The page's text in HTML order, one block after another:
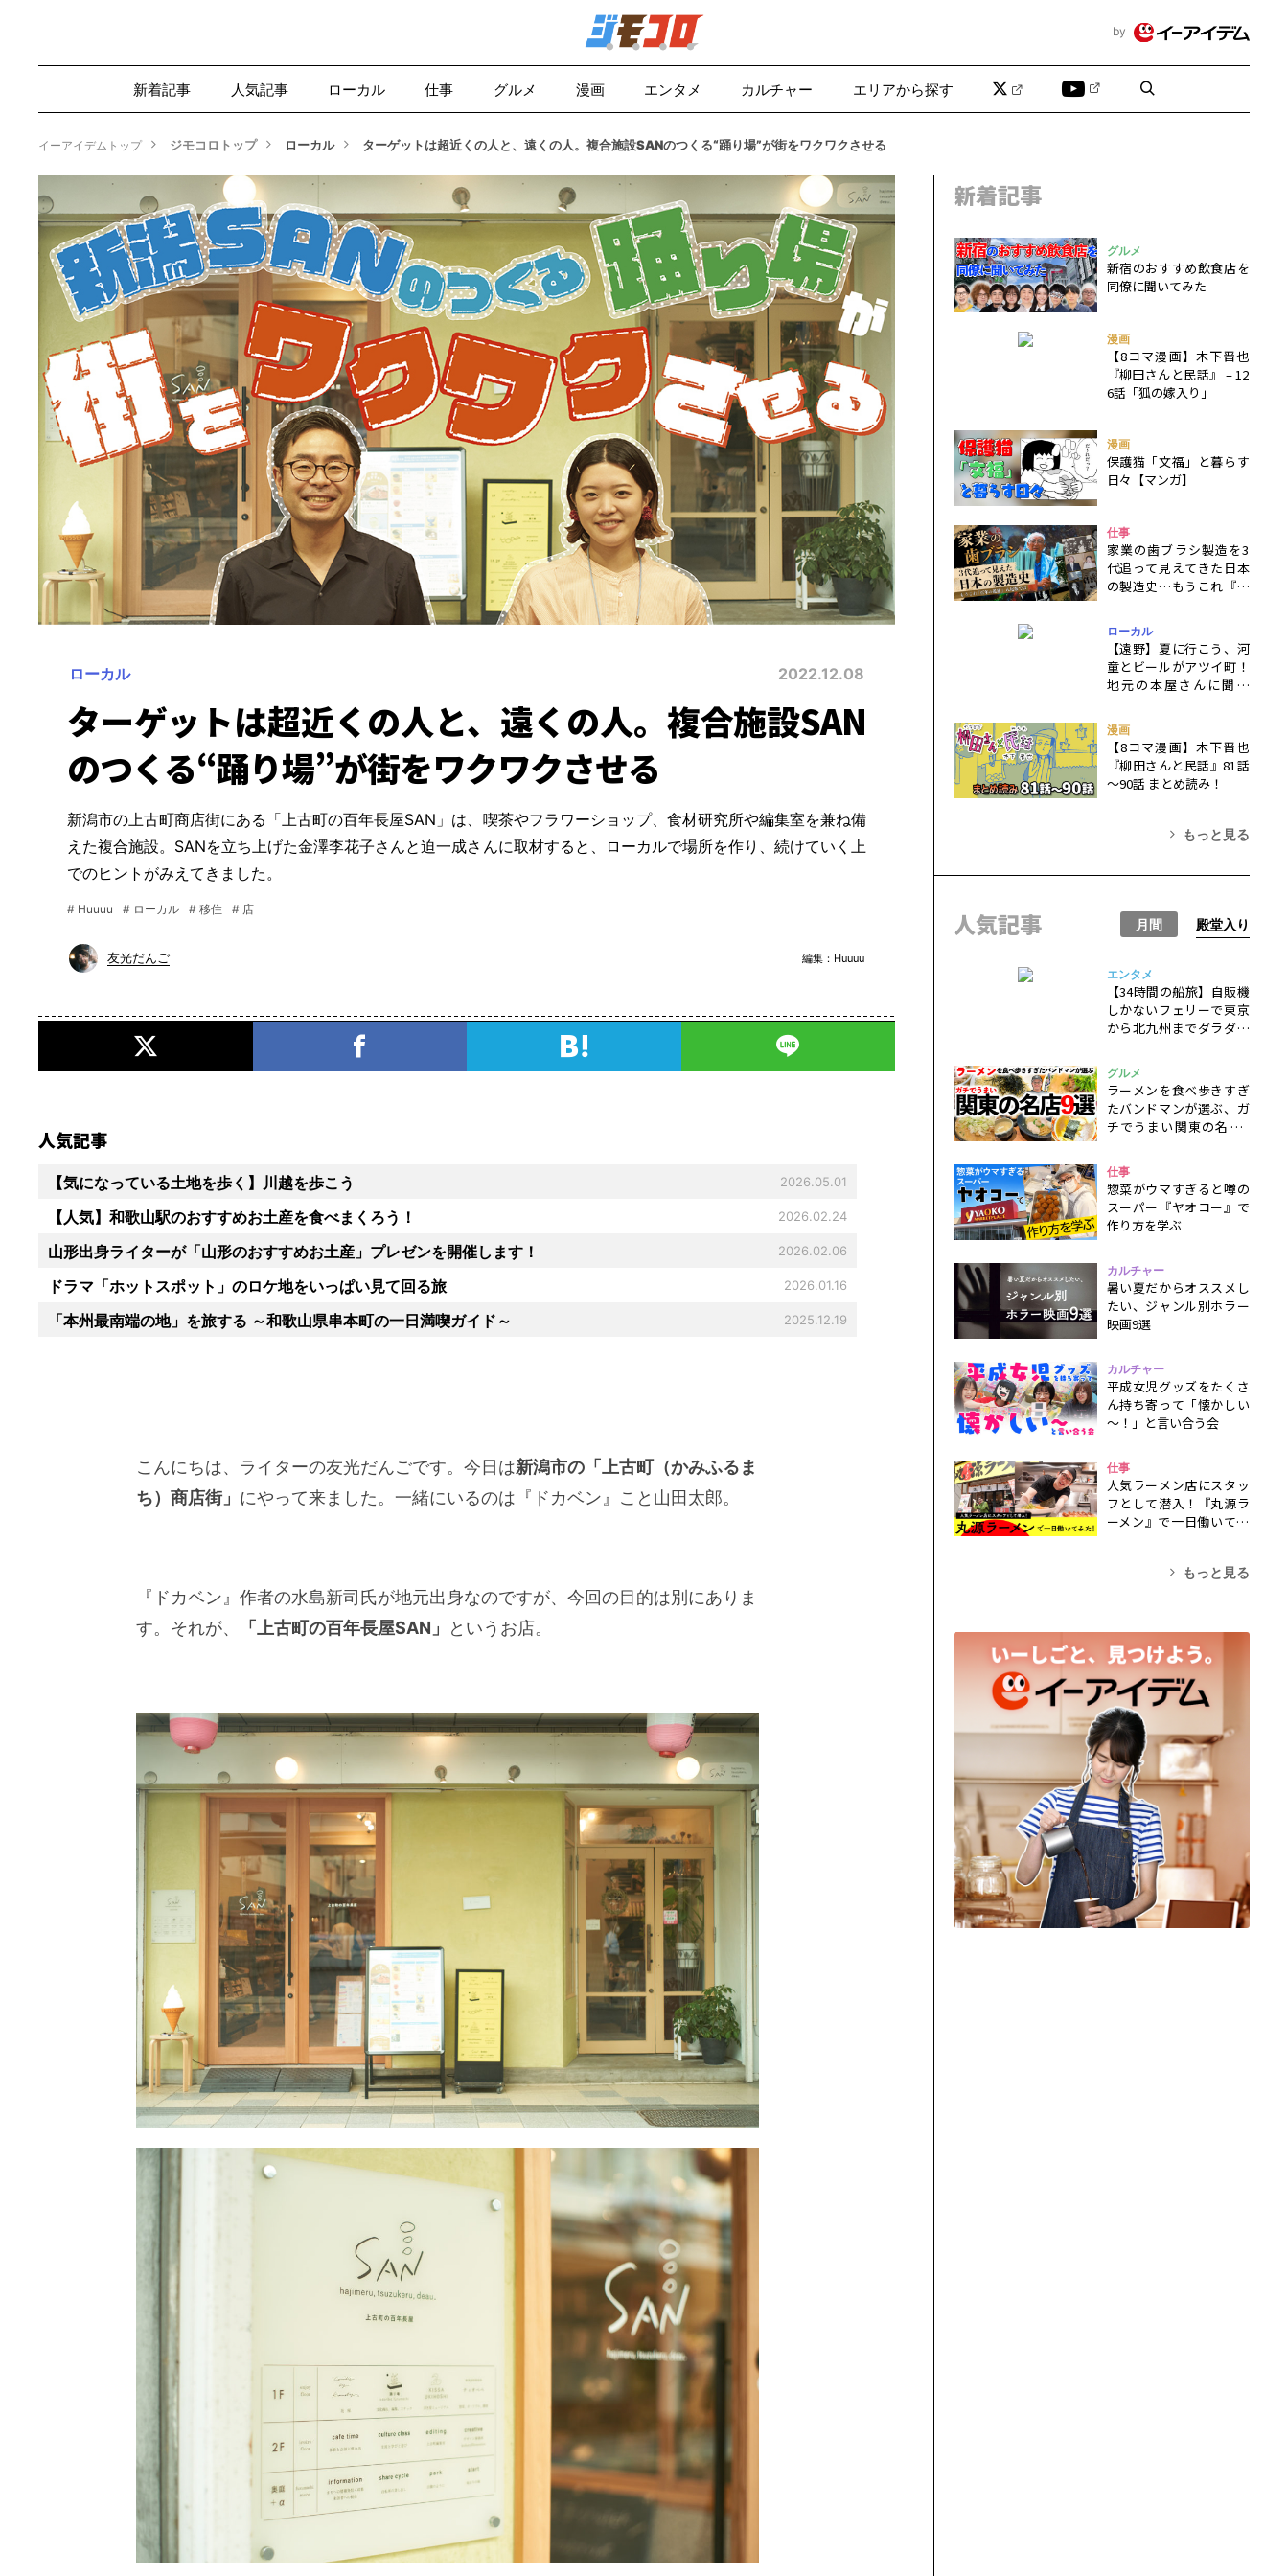
by
新着記事 人気記事 ローカル 仕事 グルメ 漫画 エンタメ カルチャー エリアから探す
イーアイデムトップ ジモコロトップ ローカル ターゲットは超近くの人と、遠くの人。複合施設SANのつくる“踊り場”が街をワクワクさせる
ローカル 2022.12.08
ターゲットは超近くの人と、遠くの人。複合施設SAN
のつくる“踊り場”が街をワクワクさせる
新潟市の上古町商店街にある「上古町の百年長屋SAN」は、喫茶やフラワーショップ、食材研究所や編集室を兼ね備
えた複合施設。SANを立ち上げた金澤李花子さんと迫一成さんに取材すると、ローカルで場所を作り、続けていく上
でのヒントがみえてきました。
# Huuuu # ローカル # 移住 # 店
友光だんご 編集： Huuuu
人気記事
【気になっている土地を歩く】川越を歩こう 2026.05.01
【人気】和歌山駅のおすすめお土産を食べまくろう！ 2026.02.24
山形出身ライターが「山形のおすすめお土産」プレゼンを開催します！ 2026.02.06
ドラマ「ホットスポット」のロケ地をいっぱい見て回る旅 2026.01.16
「本州最南端の地」を旅する ～和歌山県串本町の一日満喫ガイド～ 2025.12.19
こんにちは、ライターの友光だんごです。今日は新潟市の「上古町（かみふるま
ち）商店街」 にやって来ました。一緒にいるのは『ドカベン』こと山田太郎。
『ドカベン』作者の水島新司氏が地元出身なのですが、今回の目的は別にありま
す。それが、
「上古町の百年長屋SAN」 というお店。
新着記事
グルメ
新宿のおすすめ飲食店を
同僚に聞いてみた
漫画
【8コマ漫画】木下晋也
『柳田さんと民話』 – 12
6話「狐の嫁入り」
漫画
保護猫「文福」と暮らす
日々【マンガ】
仕事
家業の歯ブラシ製造を3
代追って見えてきた日本
の製造史…もうこれ『百
ローカル
【遠野】夏に行こう、河
童とビールがアツイ町！
地元の本屋さんに聞く
行ガイド
漫画
【8コマ漫画】木下晋也
『柳田さんと民話』81話
～90話 まとめ読み！
もっと見る
人気記事 月間 殿堂入り
エンタメ
【34時間の船旅】自販機
しかないフェリーで東京
から北九州までダラダラ
グルメ
ラーメンを食べ歩きすぎ
たバンドマンが選ぶ、ガ
チでうまい関東の名店9
仕事
惣菜がウマすぎると噂の
スーパー『ヤオコー』で
作り方を学ぶ
カルチャー
暑い夏だからオススメし
たい、ジャンル別ホラー
映画9選
カルチャー
平成女児グッズをたくさ
ん持ち寄って「懐かしい
～！」と言い合う会
仕事
人気ラーメン店にスタッ
フとして潜入！『丸源ラ
ーメン』で一日働いてみ
もっと見る